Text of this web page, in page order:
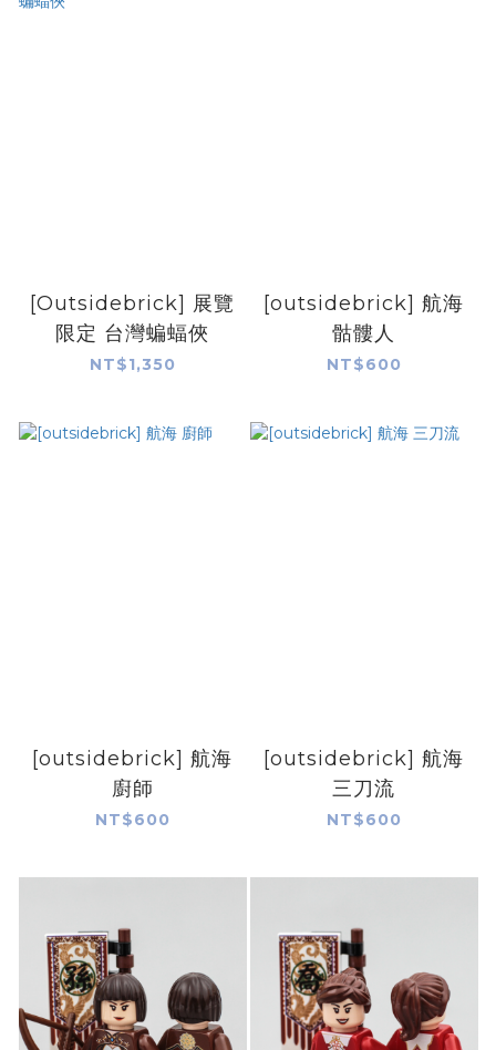
[Outsidebrick] 展覽
限定 台灣蝙蝠俠
NT$1,350
[outsidebrick] 航海
骷髏人
NT$600
[outsidebrick] 航海
廚師
NT$600
[outsidebrick] 航海
三刀流
NT$600